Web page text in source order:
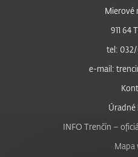
Mierové
911 64
tel: 032/
e-mail:
INFO Trenčín –
Mapa